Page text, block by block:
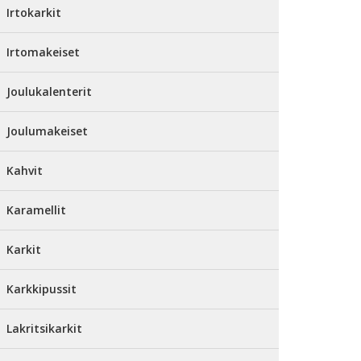
Irtokarkit
Irtomakeiset
Joulukalenterit
Joulumakeiset
Kahvit
Karamellit
Karkit
Karkkipussit
Lakritsikarkit